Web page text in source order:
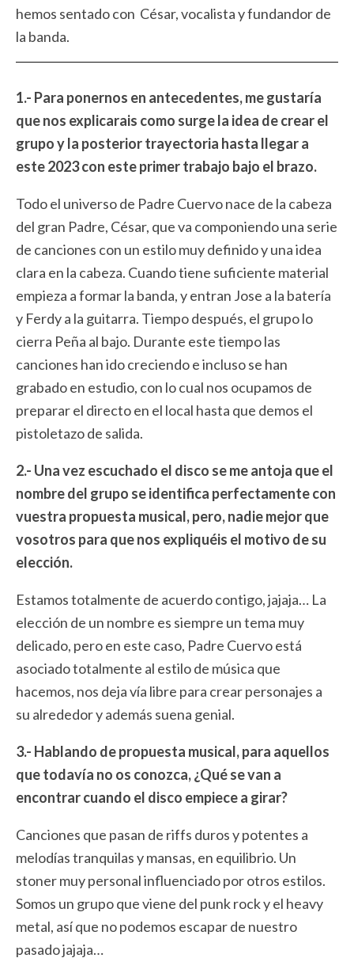
hemos sentado con César, vocalista y fundandor de
la banda.
1.- Para ponernos en antecedentes, me gustaría
que nos explicarais como surge la idea de crear el
grupo y la posterior trayectoria hasta llegar a
este 2023 con este primer trabajo bajo el brazo.
Todo el universo de Padre Cuervo nace de la cabeza
del gran Padre, César, que va componiendo una serie
de canciones con un estilo muy definido y una idea
clara en la cabeza. Cuando tiene suficiente material
empieza a formar la banda, y entran Jose a la batería
y Ferdy a la guitarra. Tiempo después, el grupo lo
cierra Peña al bajo. Durante este tiempo las
canciones han ido creciendo e incluso se han
grabado en estudio, con lo cual nos ocupamos de
preparar el directo en el local hasta que demos el
pistoletazo de salida.
2.- Una vez escuchado el disco se me antoja que el
nombre del grupo se identifica perfectamente con
vuestra propuesta musical, pero, nadie mejor que
vosotros para que nos expliquéis el motivo de su
elección.
Estamos totalmente de acuerdo contigo, jajaja… La
elección de un nombre es siempre un tema muy
delicado, pero en este caso, Padre Cuervo está
asociado totalmente al estilo de música que
hacemos, nos deja vía libre para crear personajes a
su alrededor y además suena genial.
3.- Hablando de propuesta musical, para aquellos
que todavía no os conozca, ¿Qué se van a
encontrar cuando el disco empiece a girar?
Canciones que pasan de riffs duros y potentes a
melodías tranquilas y mansas, en equilibrio. Un
stoner muy personal influenciado por otros estilos.
Somos un grupo que viene del punk rock y el heavy
metal, así que no podemos escapar de nuestro
pasado jajaja…